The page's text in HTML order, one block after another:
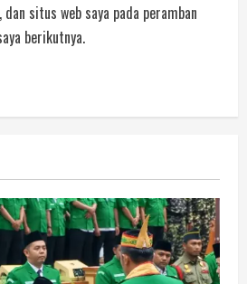
situs web saya pada peramban
berikutnya.